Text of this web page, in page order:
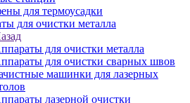
для термоусадки
для очистки металла
для очистки металла
для очистки сварных швов
машинки для лазерных
лазерной очистки